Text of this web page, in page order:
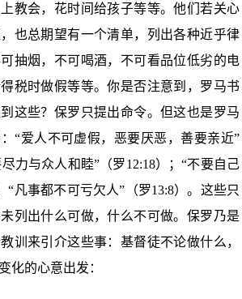
教会，花时间给孩子等等。他们若关心
也总期望有一个清单，列出各种近乎律
抽烟，不可喝酒，不可看品位低劣的电
税时做假等等。你是否注意到，罗马书
这些？保罗只提出命令。但这也是罗马
“爱人不可虚假，恶要厌恶，善要亲近”
力与众人和睦”（罗12:18）；“不要自己
“凡事都不可亏欠人”（罗13:8）。这些只
列出什么可做，什么不可做。保罗乃是
训来引介这些事：基督徒不论做什么，
化的心意出发：